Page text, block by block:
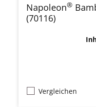
Napoleon®
(70116)
Vergleichen